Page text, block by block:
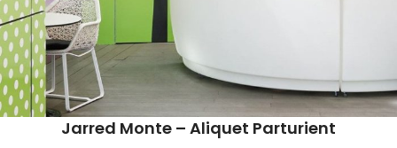
Jarred Monte – Aliquet Parturient